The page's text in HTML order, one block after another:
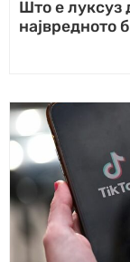
Што е луксуз
највредното